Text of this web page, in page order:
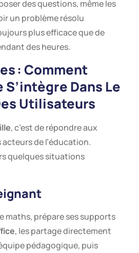
des questions, même les
un problème résolu
plus efficace que de
des heures.
: Comment
S’intègre Dans Le
Utilisateurs
, c’est de répondre aux
de l’éducation.
quelques situations
maths, prépare ses supports
, les partage directement
pédagogique, puis